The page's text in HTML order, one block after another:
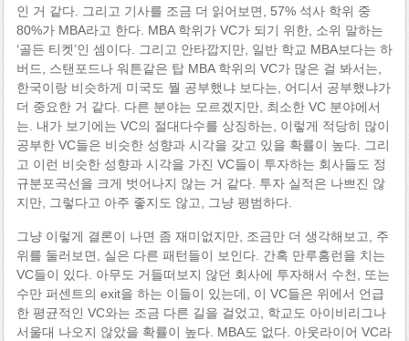
인 거 같다. 그리고 기사를 조금 더 읽어보면, 57% 석사 학위 중
80%가 MBA라고 한다. MBA 학위가 VC가 되기 위한, 소위 말하는
‘골든 티켓’인 셈이다. 그리고 안타깝지만, 일반 학교 MBA보다는 하
버드, 스탠포드나 워튼같은 탑 MBA 학위의 VC가 많은 걸 봐서는,
한국이랑 비슷하게 미국도 뭘 공부했냐 보다는, 어디서 공부했냐가
더 중요한 거 같다. 다른 분야는 모르겠지만, 최소한 VC 분야에서
는. 내가 보기에는 VC의 절대다수를 상징하는, 이렇게 적당히 많이
공부한 VC들은 비슷한 성향과 시각을 갖고 있을 확률이 높다. 그리
고 이런 비슷한 성향과 시각을 가진 VC들이 투자하는 회사들도 정
규분포곡선을 크게 벗어나지 않는 거 같다. 투자 실적은 나쁘진 않
지만, 그렇다고 아주 좋지도 않고, 그냥 평범하다.
그냥 이렇게 결론이 나면 좀 재미없지만, 조금만 더 생각해보고, 주
위를 둘러보면, 실은 다른 패턴들이 보인다. 간혹 만루홈런을 치는
VC들이 있다. 아무도 거들떠보지 않던 회사에 투자해서 수천, 또는
수만 퍼센트의 exit을 하는 이들이 있는데, 이 VC들은 위에서 언급
한 평균적인 VC와는 조금 다른 길을 걸었고, 학교도 아이비리그나
서울대 나오지 않았을 확률이 높다. MBA도 없다. 아웃라이어 VC라